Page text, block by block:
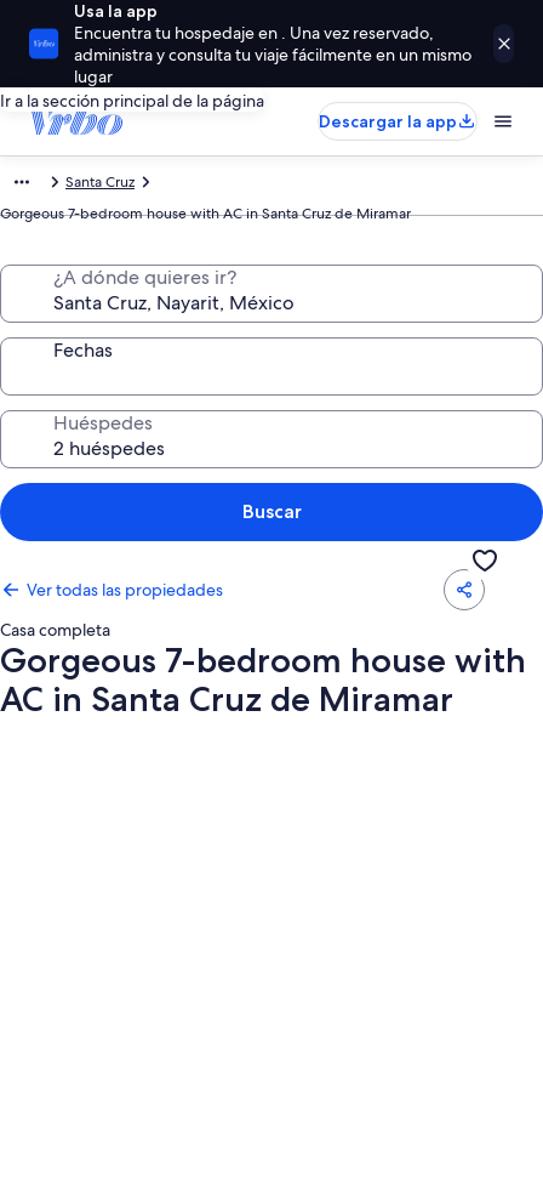
Usa la app
Encuentra tu hospedaje en . Una vez reservado,
administra y consulta tu viaje fácilmente en un mismo
lugar
Ir a la sección principal de la página
Descargar la app
Santa Cruz
Gorgeous 7-bedroom house with AC in Santa Cruz de Miramar
¿A dónde quieres ir?
Fechas
Huéspedes
Buscar
Ver todas las propiedades
Casa completa
Gorgeous 7-bedroom house with
AC in Santa Cruz de Miramar